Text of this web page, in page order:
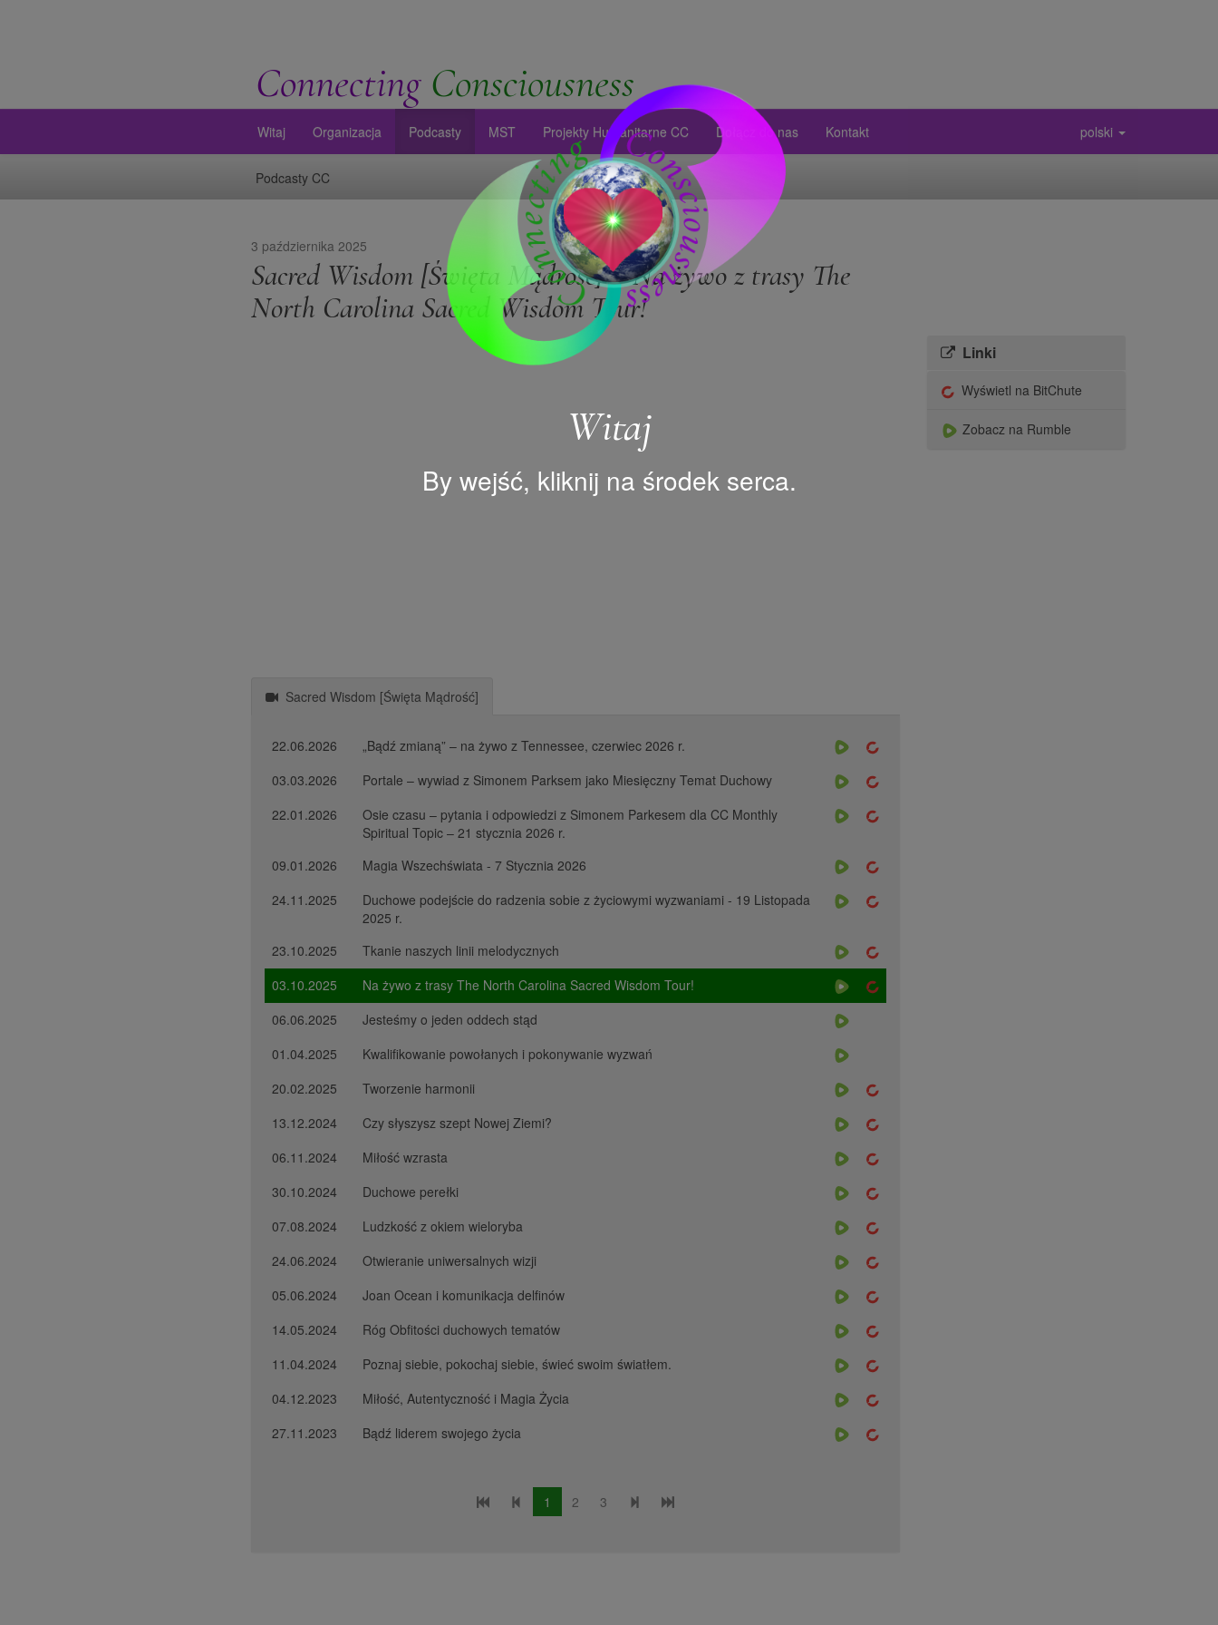
Witaj
By wejść, kliknij na środek serca.
Connecting Consciousness
Witaj Organizacja Podcasty MST Projekty Humanitarne CC Dołącz do nas Kontakt polski
Podcasty CC
3 października 2025
Sacred Wisdom [Święta Mądrość] – Na żywo z trasy The
North Carolina Sacred Wisdom Tour!
Sacred Wisdom [Święta Mądrość]
22.06.2026
„Bądź zmianą” – na żywo z Tennessee, czerwiec 2026 r.
03.03.2026
Portale – wywiad z Simonem Parksem jako Miesięczny Temat Duchowy
22.01.2026
Osie czasu – pytania i odpowiedzi z Simonem Parkesem dla CC Monthly
Spiritual Topic – 21 stycznia 2026 r.
09.01.2026
Magia Wszechświata - 7 Stycznia 2026
24.11.2025
Duchowe podejście do radzenia sobie z życiowymi wyzwaniami - 19 Listopada
2025 r.
23.10.2025
Tkanie naszych linii melodycznych
03.10.2025
Na żywo z trasy The North Carolina Sacred Wisdom Tour!
06.06.2025
Jesteśmy o jeden oddech stąd
01.04.2025
Kwalifikowanie powołanych i pokonywanie wyzwań
20.02.2025
Tworzenie harmonii
13.12.2024
Czy słyszysz szept Nowej Ziemi?
06.11.2024
Miłość wzrasta
30.10.2024
Duchowe perełki
07.08.2024
Ludzkość z okiem wieloryba
24.06.2024
Otwieranie uniwersalnych wizji
05.06.2024
Joan Ocean i komunikacja delfinów
14.05.2024
Róg Obfitości duchowych tematów
11.04.2024
Poznaj siebie, pokochaj siebie, świeć swoim światłem.
04.12.2023
Miłość, Autentyczność i Magia Życia
27.11.2023
Bądź liderem swojego życia
1 2 3
Linki
Wyświetl na BitChute
Zobacz na Rumble